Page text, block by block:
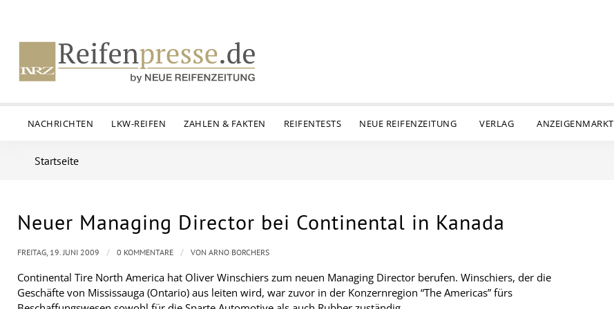
NACHRICHTEN LKW-REIFEN ZAHLEN & FAKTEN REIFENTESTS NEUE REIFENZEITUNG VERLAG ANZEIGENMARKT
Startseite
Neuer Managing Director bei Continental in Kanada
Continental Tire North America hat Oliver Winschiers zum neuen Managing Director berufen. Winschiers, der die
Geschäfte von Mississauga (Ontario) aus leiten wird, war zuvor in der Konzernregion “The Americas” fürs
FREITAG, 19. JUNI 2009 / 0 KOMMENTARE / VON ARNO BORCHERS